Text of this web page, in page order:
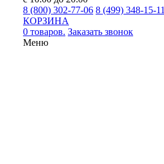
8 (800) 302-77-06 8 (499) 348-15-11
КОРЗИНА
0 товаров. Заказать звонок
Меню